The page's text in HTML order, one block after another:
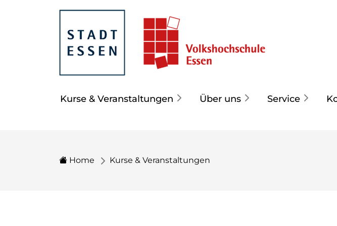
Kurse & Veranstaltungen Über uns Service
Home Kurse & Veranstaltungen